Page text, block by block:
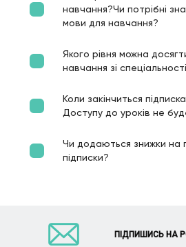
навчання?Чи потрібні
мови для навчання?
Якого рівня можна
навчання зі
Коли закінчиться
Доступу до уроків не
Чи додаються знижки на
підписки?
ПІДПИШИСЬ НА